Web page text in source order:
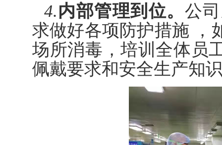
4.内部管理到位。 公
求做好各项防护措施 ，
场所消毒，培训全体员
佩戴要求和安全生产知